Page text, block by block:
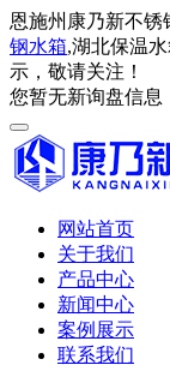
恩施州康乃新不
钢水箱,湖北保温
示，敬请关注！
您暂无新询盘信息
网站首页
关于我们
产品中心
新闻中心
案例展示
联系我们